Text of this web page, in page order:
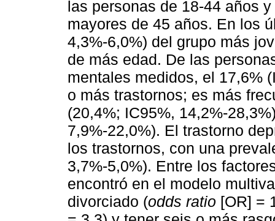
las personas de 18-44 años
mayores de 45 años. En los
4,3%-6,0%) del grupo más
de más edad. De las
mentales medidos, el 17,6%
o más trastornos; es más
(20,4%; IC95%, 14,2%-
7,9%-22,0%). El trastorno
los trastornos, con una
3,7%-5,0%). Entre los
encontró en el modelo
divorciado (odds ratio [OR] =